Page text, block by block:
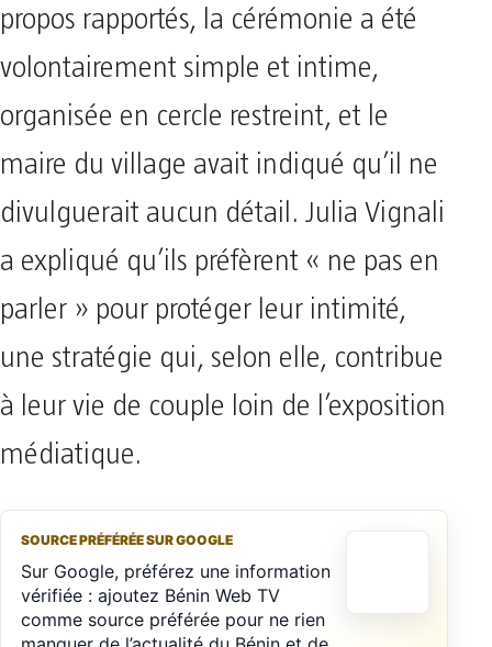
propos rapportés, la cérémonie a été
volontairement simple et intime,
organisée en cercle restreint, et le
maire du village avait indiqué qu’il ne
divulguerait aucun détail. Julia Vignali
a expliqué qu’ils préfèrent « ne pas en
parler » pour protéger leur intimité,
une stratégie qui, selon elle, contribue
à leur vie de couple loin de l’exposition
médiatique.
SOURCE PRÉFÉRÉE SUR GOOGLE
Sur Google, préférez une information
vérifiée : ajoutez Bénin Web TV
comme source préférée pour ne rien